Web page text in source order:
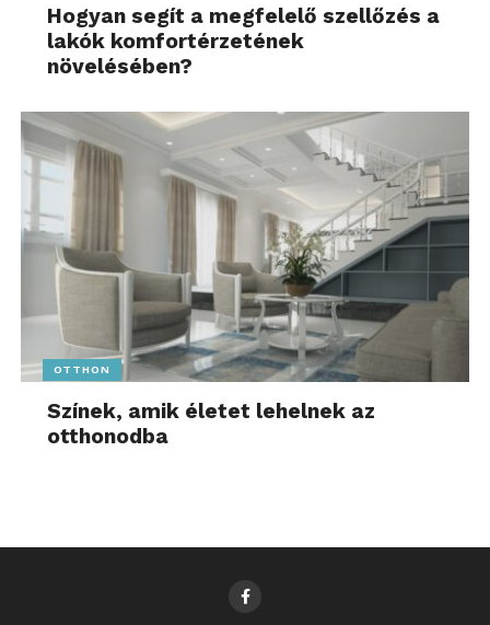
Hogyan segít a megfelelő szellőzés a
lakók komfortérzetének
növelésében?
OTTHON
Színek, amik életet lehelnek az
otthonodba